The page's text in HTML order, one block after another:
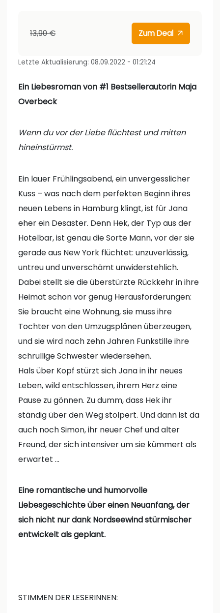
13,90 € Zum Deal
Letzte Aktualisierung: 08.09.2022 - 01:21:24
Ein Liebesroman von #1 Bestsellerautorin Maja
Overbeck
Wenn du vor der Liebe flüchtest und mitten
hineinstürmst.
Ein lauer Frühlingsabend, ein unvergesslicher
Kuss – was nach dem perfekten Beginn ihres
neuen Lebens in Hamburg klingt, ist für Jana
eher ein Desaster. Denn Hek, der Typ aus der
Hotelbar, ist genau die Sorte Mann, vor der sie
gerade aus New York flüchtet: unzuverlässig,
untreu und unverschämt unwiderstehlich.
Dabei stellt sie die überstürzte Rückkehr in ihre
Heimat schon vor genug Herausforderungen:
Sie braucht eine Wohnung, sie muss ihre
Tochter von den Umzugsplänen überzeugen,
und sie wird nach zehn Jahren Funkstille ihre
schrullige Schwester wiedersehen.
Hals über Kopf stürzt sich Jana in ihr neues
Leben, wild entschlossen, ihrem Herz eine
Pause zu gönnen. Zu dumm, dass Hek ihr
ständig über den Weg stolpert. Und dann ist da
auch noch Simon, ihr neuer Chef und alter
Freund, der sich intensiver um sie kümmert als
erwartet ...
Eine romantische und humorvolle
Liebesgeschichte über einen Neuanfang, der
sich nicht nur dank Nordseewind stürmischer
entwickelt als geplant.
STIMMEN DER LESERINNEN: